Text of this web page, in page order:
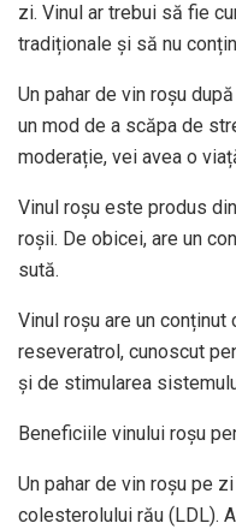
zi. Vinul ar trebui să fie
tradiționale și să nu
Un pahar de vin roșu
un mod de a scăpa de
moderație, vei avea o
Vinul roșu este produs
roșii. De obicei, are un
sută.
Vinul roșu are un
reseveratrol, cunoscut
și de stimularea
Beneficiile vinului roșu
Un pahar de vin roșu pe
colesterolului rău (LDL).